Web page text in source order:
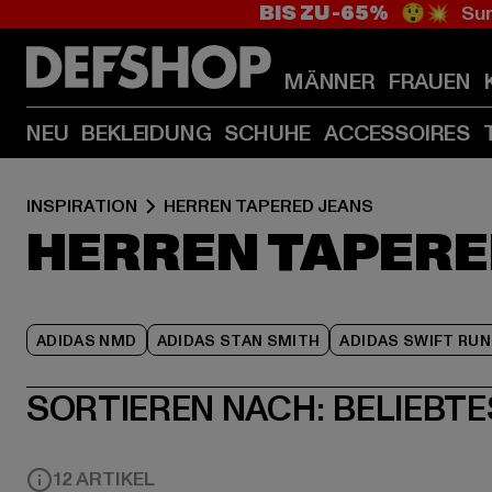
BIS ZU -65% 😲💥
MÄNNER FRAUEN
NEU BEKLEIDUNG SCHUHE ACCESSOIRES
INSPIRATION HERREN TAPERED JEANS
HERREN
ADIDAS NMD ADIDAS STAN SMITH ADIDAS SWIFT RUN
SORTIEREN NACH:
12 ARTIKEL